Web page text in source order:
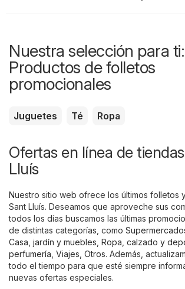
Nuestra selección para ti:
Productos de folletos
promocionales
Juguetes Té Ropa
Ofertas en línea de
Lluís
Nuestro sitio web ofrece los últimos folletos
Sant Lluís. Deseamos que aproveche sus
todos los días buscamos las últimas
de distintas categorías, como
Casa, jardín y muebles Ropa, calzado y
perfumería Viajes Otros. Además,
todo el tiempo para que esté siempre
nuevas ofertas especiales.